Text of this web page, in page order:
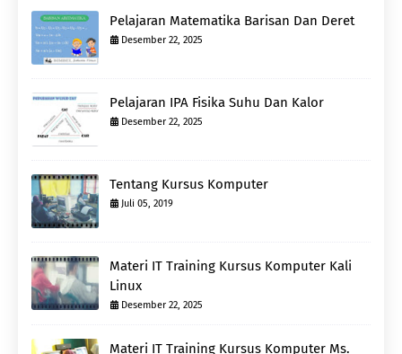
Pelajaran Matematika Barisan Dan Deret
Desember 22, 2025
Pelajaran IPA Fisika Suhu Dan Kalor
Desember 22, 2025
Tentang Kursus Komputer
Juli 05, 2019
Materi IT Training Kursus Komputer Kali
Linux
Desember 22, 2025
Materi IT Training Kursus Komputer Ms.